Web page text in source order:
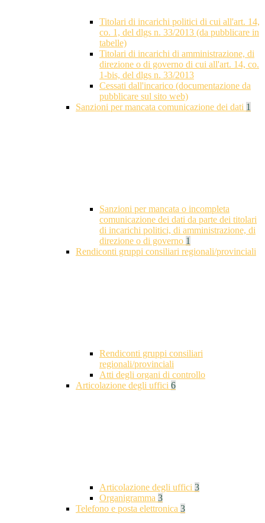
Titolari di incarichi politici di cui all'art. 14,
co. 1, del dlgs n. 33/2013 (da pubblicare in
tabelle)
Titolari di incarichi di amministrazione, di
direzione o di governo di cui all'art. 14, co.
1-bis, del dlgs n. 33/2013
Cessati dall'incarico (documentazione da
pubblicare sul sito web)
Sanzioni per mancata comunicazione dei dati 1
Sanzioni per mancata o incompleta
comunicazione dei dati da parte dei titolari
di incarichi politici, di amministrazione, di
direzione o di governo 1
Rendiconti gruppi consiliari regionali/provinciali
Rendiconti gruppi consiliari
regionali/provinciali
Atti degli organi di controllo
Articolazione degli uffici 6
Articolazione degli uffici 3
Organigramma 3
Telefono e posta elettronica 3